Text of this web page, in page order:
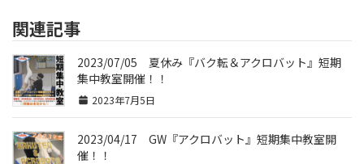
関連記事
2023/07/05 夏休み『バク転＆アクロバット』短期
集中教室開催！！
2023年7月5日
2023/04/17 GW『アクロバット』短期集中教室開
催！！